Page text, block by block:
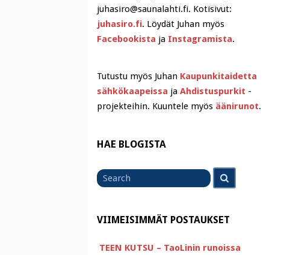
juhasiro@saunalahti.fi. Kotisivut:
juhasiro.fi. Löydät Juhan myös
Facebookista ja Instagramista.
Tutustu myös Juhan Kaupunkitaidetta
sähkökaapeissa ja Ahdistuspurkit -
projekteihin. Kuuntele myös äänirunot.
HAE BLOGISTA
for
VIIMEISIMMÄT POSTAUKSET
TEEN KUTSU – TaoLinin runoissa